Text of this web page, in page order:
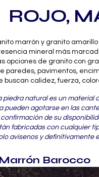
ROJO,
marrón y granito
mineral más
opciones de granito con
paredes, pavimentos,
buscan calidez, fuerza,
natural es un material
pueden agotarse en las
de su
fabricadas con cualquier
avísenos y
Barocco